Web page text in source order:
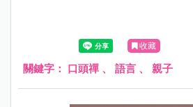
收藏
關鍵字： 口頭禪 、 語言 、 親子